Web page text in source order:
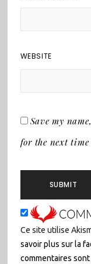
WEBSITE
Save my
for the next time
Ce site utilise
savoir plus sur la
commentaires